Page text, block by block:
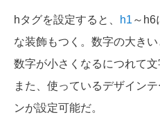
hタグを設定すると、 h1 ～h6
な装飾もつく。数字の大き
数字が小さくなるにつれて文
また、使っているデザイン
ンが設定可能だ。